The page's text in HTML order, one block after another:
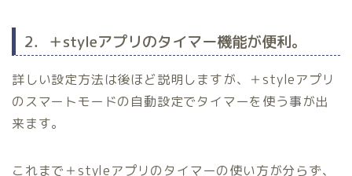
2．＋styleアプリのタイマー機能が便利。
詳しい設定方法は後ほど説明しますが、＋styleアプリ
のスマートモードの自動設定でタイマーを使う事が出
来ます。
これまで＋styleアプリのタイマーの使い方が分らず、